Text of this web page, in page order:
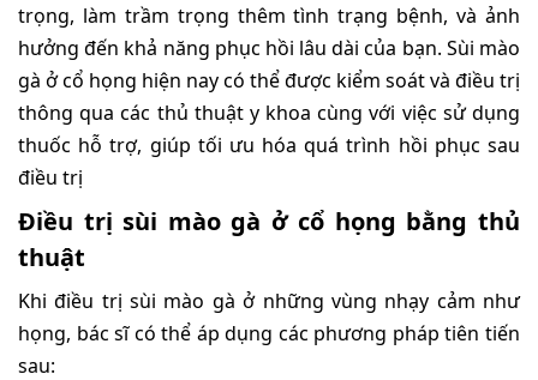
trọng, làm trầm trọng thêm tình trạng bệnh, và ảnh
hưởng đến khả năng phục hồi lâu dài của bạn. Sùi mào
gà ở cổ họng hiện nay có thể được kiểm soát và điều trị
thông qua các thủ thuật y khoa cùng với việc sử dụng
thuốc hỗ trợ, giúp tối ưu hóa quá trình hồi phục sau
điều trị
Điều trị sùi mào gà ở cổ họng bằng thủ
thuật
Khi điều trị sùi mào gà ở những vùng nhạy cảm như
họng, bác sĩ có thể áp dụng các phương pháp tiên tiến
sau: